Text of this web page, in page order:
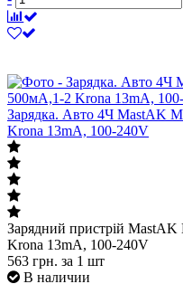
Зарядка. Авто 4Ч MastAK
Krona 13mA, 100-240V
Зарядний пристрій
Krona 13mA, 100-240V
563 грн. за 1 шт
В наличии